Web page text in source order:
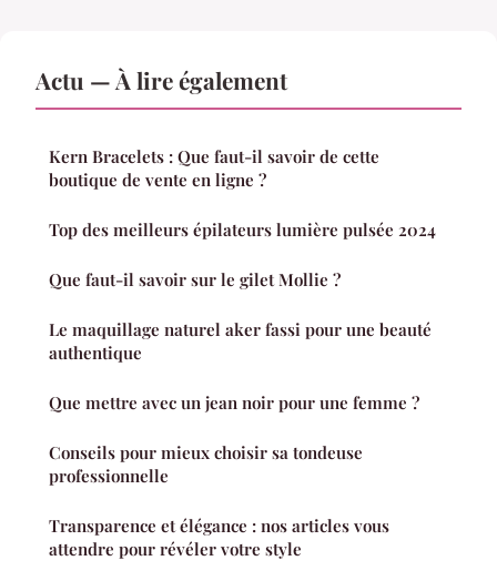
Actu — À lire également
Kern Bracelets : Que faut-il savoir de cette
boutique de vente en ligne ?
Top des meilleurs épilateurs lumière pulsée 2024
Que faut-il savoir sur le gilet Mollie ?
Le maquillage naturel aker fassi pour une beauté
authentique
Que mettre avec un jean noir pour une femme ?
Conseils pour mieux choisir sa tondeuse
professionnelle
Transparence et élégance : nos articles vous
attendre pour révéler votre style